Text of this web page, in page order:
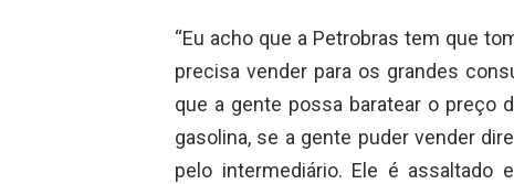
“Eu acho que a Petrobras tem que
precisa vender para os grandes
que a gente possa baratear o preço
gasolina, se a gente puder vender
pelo intermediário. Ele é assaltado